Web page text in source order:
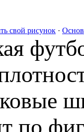
свой рисунок ·
по